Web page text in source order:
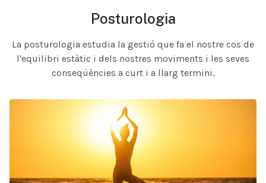
Posturologia
La posturologia estudia la gestió que fa el nostre cos de
l'equilibri estàtic i dels nostres moviments i les seves
conseqüències a curt i a llarg termini.